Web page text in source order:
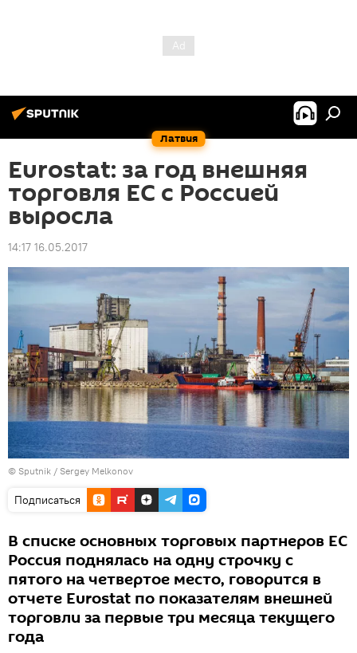
Латвия
Eurostat: за год внешняя
торговля ЕС с Россией
выросла
14:17 16.05.2017
© Sputnik / Sergey Melkonov
Подписаться
В списке основных торговых партнеров ЕС
Россия поднялась на одну строчку с
пятого на четвертое место, говорится в
отчете Eurostat по показателям внешней
торговли за первые три месяца текущего
года